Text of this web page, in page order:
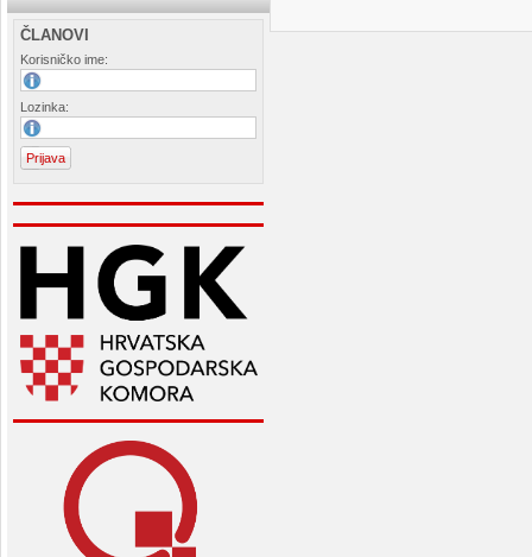
ČLANOVI
Korisničko ime:
Lozinka: